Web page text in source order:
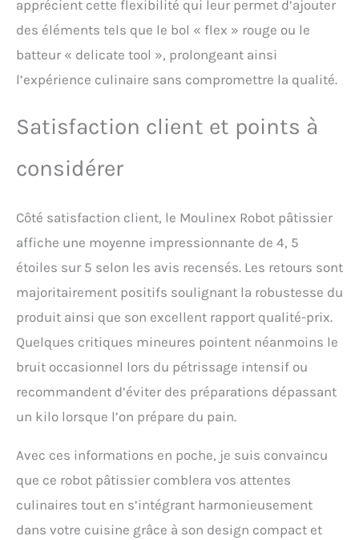
vous n’étiez pas satisfait
d’un produit, vous pouvez
contacter notre équipe
d'après-vente
apprécient cette flexibilité qui leur permet d’ajouter
des éléments tels que le bol « flex » rouge ou le
batteur « delicate tool », prolongeant ainsi
l’expérience culinaire sans compromettre la qualité.
Satisfaction client et points à
considérer
Côté satisfaction client, le Moulinex Robot pâtissier
affiche une moyenne impressionnante de 4, 5
étoiles sur 5 selon les avis recensés. Les retours sont
majoritairement positifs soulignant la robustesse du
produit ainsi que son excellent rapport qualité-prix.
Quelques critiques mineures pointent néanmoins le
bruit occasionnel lors du pétrissage intensif ou
recommandent d’éviter des préparations dépassant
un kilo lorsque l’on prépare du pain.
Avec ces informations en poche, je suis convaincu
que ce robot pâtissier comblera vos attentes
culinaires tout en s’intégrant harmonieusement
dans votre cuisine grâce à son design compact et